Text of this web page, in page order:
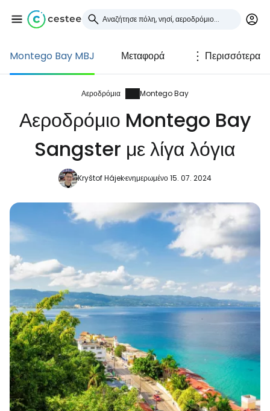
Montego Bay MBJ Μεταφορά Περισσότερα
Αεροδρόμια Montego Bay
Αεροδρόμιο Montego Bay
Sangster με λίγα λόγια
Kryštof Hájekενημερωμένο 15. 07. 2024
Συνδεθείτε στο Cestee
... η παγκόσμια ταξιδιωτική κοινότητα
Συνεχίστε με την Google
Συνεχίστε με το Facebook
Συνεχίστε με email